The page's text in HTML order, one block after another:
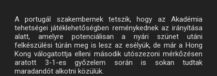
A portugál szakembernek tetszik, hogy az Akadémia
tehetségei játéklehetőségben reménykednek az irányítása
alatt, amelyre potenciálisan a nyári szünet utáni
felkészülési túrán meg is lesz az esélyük, de már a Hong
Kong válogatottja elleni második utószezoni mérkőzésen
aratott 3-1-es győzelem során is sokan tudtak
maradandót alkotni közülük.